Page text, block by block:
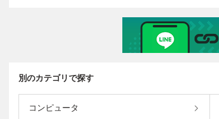
別のカテゴリで探す
コンピュータ